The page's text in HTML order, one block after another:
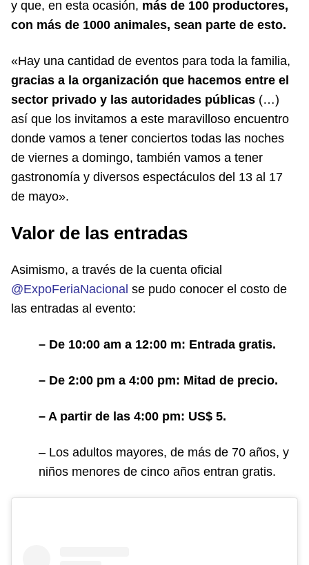
y que, en esta ocasión, más de 100 productores,
con más de 1000 animales, sean parte de esto.
«Hay una cantidad de eventos para toda la familia,
gracias a la organización que hacemos entre el
sector privado y las autoridades públicas (…)
así que los invitamos a este maravilloso encuentro
donde vamos a tener conciertos todas las noches
de viernes a domingo, también vamos a tener
gastronomía y diversos espectáculos del 13 al 17
de mayo».
Valor de las entradas
Asimismo, a través de la cuenta oficial
@ExpoFeriaNacional se pudo conocer el costo de
las entradas al evento:
– De 10:00 am a 12:00 m: Entrada gratis.
– De 2:00 pm a 4:00 pm: Mitad de precio.
– A partir de las 4:00 pm: US$ 5.
– Los adultos mayores, de más de 70 años, y
niños menores de cinco años entran gratis.